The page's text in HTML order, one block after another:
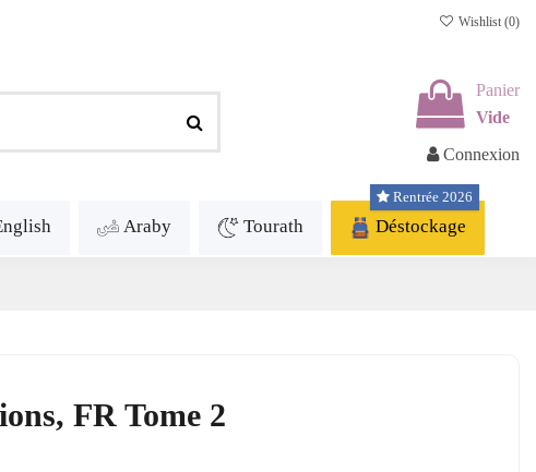
Wishlist (0)
Panier
Vide
Connexion
Araby Tourath Déstockage
Rentrée 2026
FR Tome 2